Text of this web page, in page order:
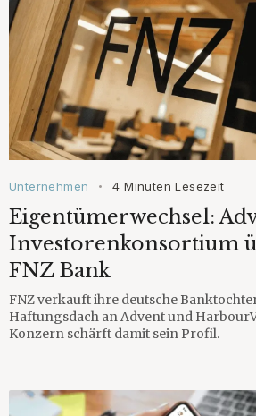
Unternehmen • 4 Minuten Lesezeit
Eigentümerwechsel:
Investorenkonsortium
FNZ Bank
FNZ verkauft ihre deutsche
Haftungsdach an Advent und
Konzern schärft damit sein Profil.